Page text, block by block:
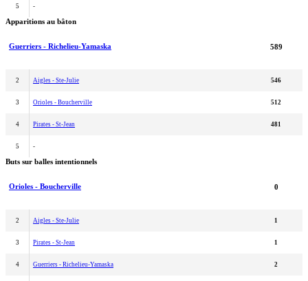
5 -
Apparitions au bâton
Guerriers - Richelieu-Yamaska 589
2 Aigles - Ste-Julie 546
3 Orioles - Boucherville 512
4 Pirates - St-Jean 481
5 -
Buts sur balles intentionnels
Orioles - Boucherville 0
2 Aigles - Ste-Julie 1
3 Pirates - St-Jean 1
4 Guerriers - Richelieu-Yamaska 2